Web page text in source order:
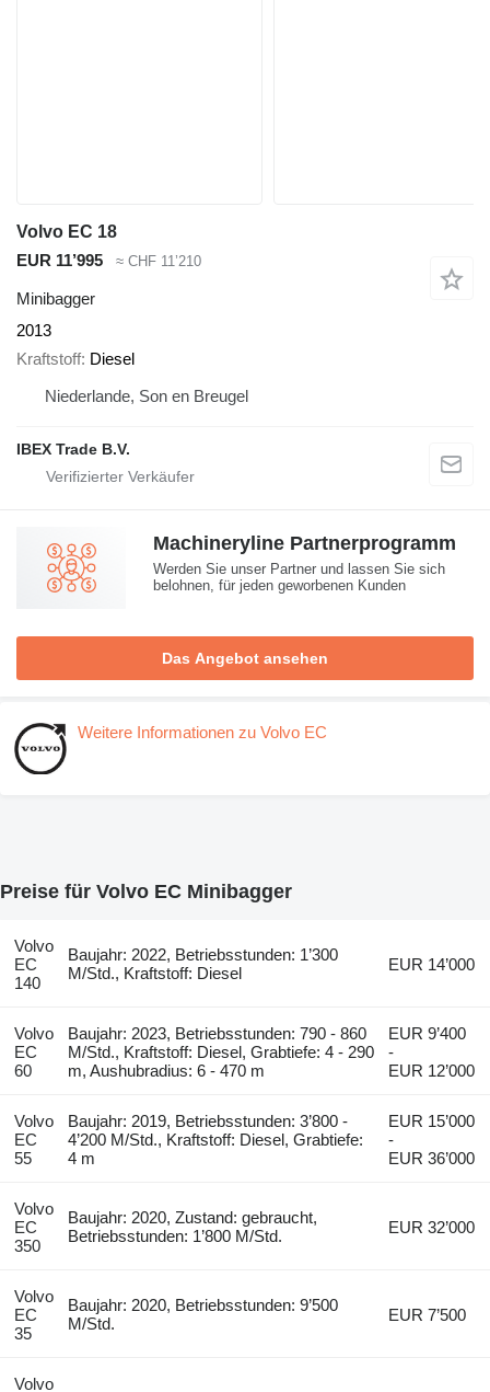
Volvo EC 18
EUR 11’995
≈ CHF 11’210
Minibagger
2013
Kraftstoff Diesel
Niederlande, Son en Breugel
IBEX Trade B.V.
Machineryline Partnerprogramm
Werden Sie unser Partner und lassen Sie sich
belohnen, für jeden geworbenen Kunden
Das Angebot ansehen
Weitere Informationen zu Volvo EC
Preise für Volvo EC Minibagger
Volvo
EC
140
Baujahr: 2022, Betriebsstunden: 1’300
M/Std., Kraftstoff: Diesel
EUR 14’000
Volvo
EC
60
Baujahr: 2023, Betriebsstunden: 790 - 860
M/Std., Kraftstoff: Diesel, Grabtiefe: 4 - 290
m, Aushubradius: 6 - 470 m
EUR 9’400
-
EUR 12’000
Volvo
EC
55
Baujahr: 2019, Betriebsstunden: 3’800 -
4’200 M/Std., Kraftstoff: Diesel, Grabtiefe:
4 m
EUR 15’000
-
EUR 36’000
Volvo
EC
350
Baujahr: 2020, Zustand: gebraucht,
Betriebsstunden: 1’800 M/Std.
EUR 32’000
Volvo
EC
35
Baujahr: 2020, Betriebsstunden: 9’500
M/Std.
EUR 7’500
Volvo